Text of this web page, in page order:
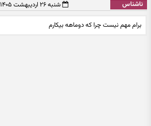
ناشناس شنبه ۲۶ اردیبهشت ۱۴۰۵ | ۲۲:۱۷
برام مهم نیست چرا که دوماهه بیکارم